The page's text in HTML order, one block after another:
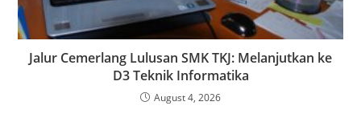
Jalur Cemerlang Lulusan SMK TKJ: Melanjutkan ke
D3 Teknik Informatika
August 4, 2026